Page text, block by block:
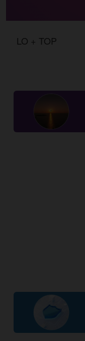
LO + TOP